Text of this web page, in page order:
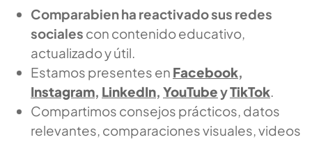
Comparabien ha reactivado sus redes
sociales con contenido educativo,
actualizado y útil.
Estamos presentes en Facebook,
Instagram, LinkedIn, YouTubeyTikTok.
Compartimos consejos prácticos, datos
relevantes, comparaciones visuales, videos